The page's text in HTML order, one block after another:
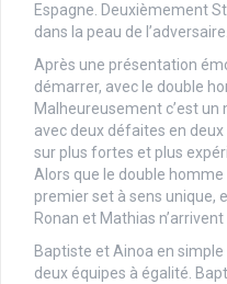
Espagne. Deuxièmement
dans la peau de l’adversaire.
Après une présentation
démarrer, avec le double
Malheureusement c’est un
avec deux défaites en
sur plus fortes et plus
Alors que le double
premier set à sens unique,
Ronan et Mathias
Baptiste et Ainoa en
deux équipes à égalité.